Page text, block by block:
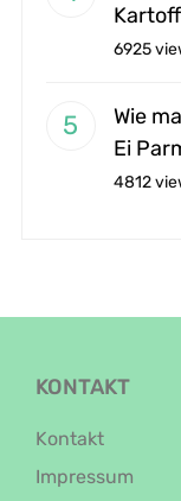
6925
Wie
Ei
4812
KONTAKT
Kontakt
Impressum